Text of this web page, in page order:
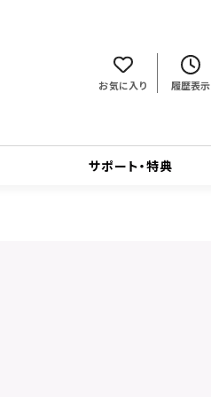
お気に入り 履歴表示
サポート・特典